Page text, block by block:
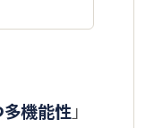
機能性 」